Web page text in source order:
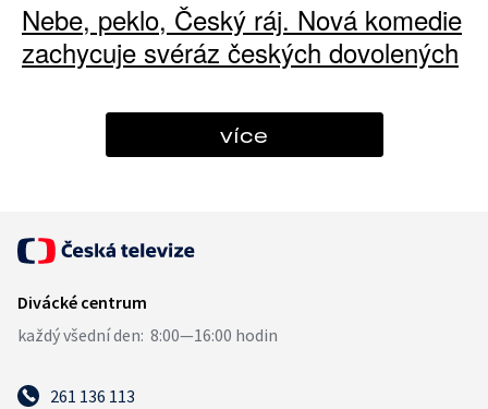
Nebe, peklo, Český ráj. Nová komedie
zachycuje svéráz českých dovolených
více
261 136 113